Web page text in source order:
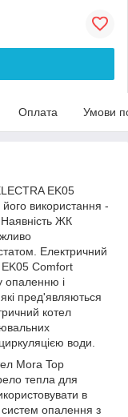
Оплата Умови
EK05
використання -
ЖК
Електричний
Comfort
опаленню і
пред'являються
котел
води.
Mora Top
тепла для
в
систем опалення з